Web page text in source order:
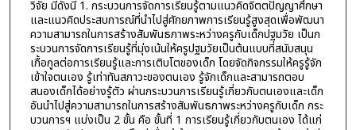
วิจัย มีดังนี้ 1. กระบวนการจัดการเรียนรู้ตามแนวคิดจิตตปัญญาศึกษา
และแนวคิดประสบการณ์ที่นำไปสู่ศักยภาพการเรียนรู้สูงสุดเพื่อพัฒนา
ความสามารถในการสร้างสัมพันธภาพระหว่างครูกับเด็กปฐมวัย เป็นก
ระบวนการจัดการเรียนรู้ที่มุ่งเน้นให้ครูปฐมวัยเป็นต้นแบบที่สนับสนุน
เกื้อกูลต่อการเรียนรู้และการเติบโตของเด็ก โดยจัดกิจกรรมให้ครูรู้จัก
เข้าใจตนเอง รู้เท่าทันสภาวะของตนเอง รู้จักเด็กและสามารถตอบ
สนองเด็กได้อย่างรู้ตัว ผ่านกระบวนการเรียนรู้เกี่ยวกับตนเองและเด็ก
อันนำไปสู่ความสามารถในการสร้างสัมพันธภาพระหว่างครูกับเด็ก กระ
บวนการฯ แบ่งเป็น 2 ขั้น คือ ขั้นที่ 1 การเรียนรู้เกี่ยวกับตนเอง ได้แก่